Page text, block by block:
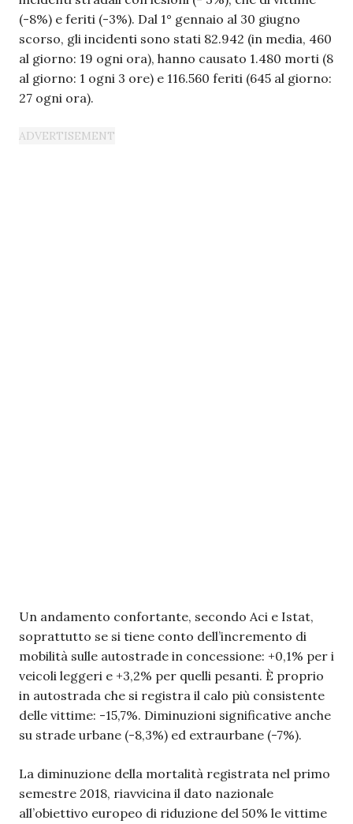
(-8%) e feriti (-3%). Dal 1° gennaio al 30 giugno
scorso, gli incidenti sono stati 82.942 (in media, 460
al giorno: 19 ogni ora), hanno causato 1.480 morti (8
al giorno: 1 ogni 3 ore) e 116.560 feriti (645 al giorno:
27 ogni ora).
Un andamento confortante, secondo Aci e Istat,
soprattutto se si tiene conto dell’incremento di
mobilità sulle autostrade in concessione: +0,1% per i
veicoli leggeri e +3,2% per quelli pesanti. È proprio
in autostrada che si registra il calo più consistente
delle vittime: -15,7%. Diminuzioni significative anche
su strade urbane (-8,3%) ed extraurbane (-7%).
La diminuzione della mortalità registrata nel primo
semestre 2018, riavvicina il dato nazionale
all’obiettivo europeo di riduzione del 50% le vittime